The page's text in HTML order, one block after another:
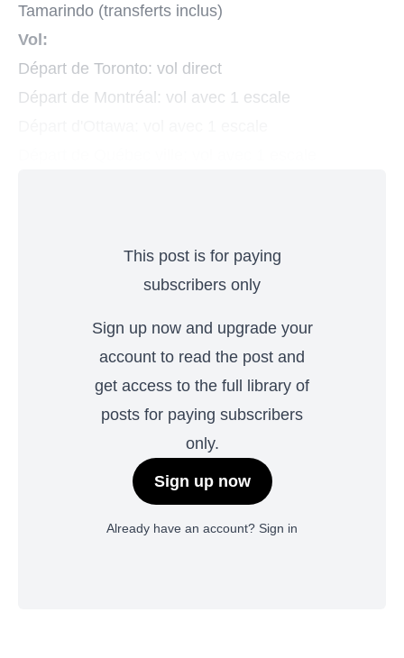
Tamarindo (transferts inclus)
Vol:
Départ de Toronto: vol direct
Départ de Montréal: vol avec 1 escale
This post is for paying
subscribers only
Sign up now and upgrade your
account to read the post and
get access to the full library of
posts for paying subscribers
only.
Sign up now
Already have an account? Sign in